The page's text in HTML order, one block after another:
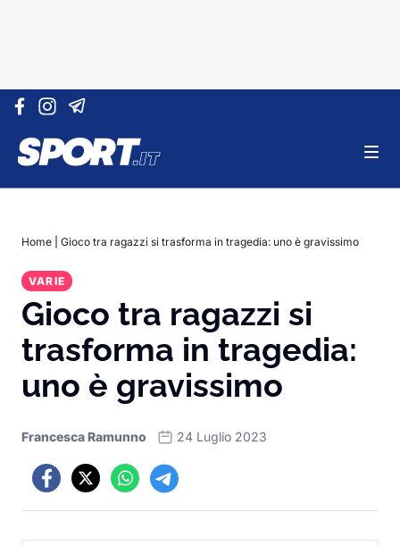
Vai al contenuto
Home Gioco tra ragazzi si trasforma in tragedia: uno è gravissimo
VARIE
Gioco tra ragazzi si
trasforma in tragedia:
uno è gravissimo
Francesca Ramunno 24 Luglio 2023